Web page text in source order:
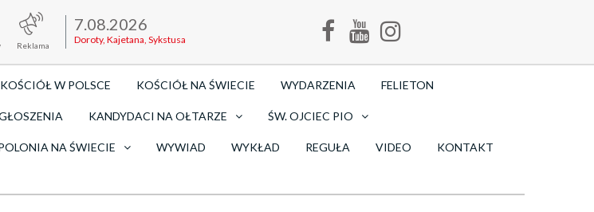
Reklama
7.08.2026
Doroty, Kajetana, Sykstusa
KOŚCIÓŁ W POLSCE KOŚCIÓŁ NA ŚWIECIE WYDARZENIA FELIETON
KANDYDACI NA OŁTARZE ŚW. OJCIEC PIO
NA ŚWIECIE WYWIAD WYKŁAD REGUŁA VIDEO KONTAKT